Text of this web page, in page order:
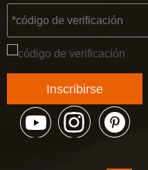
Inscribirse